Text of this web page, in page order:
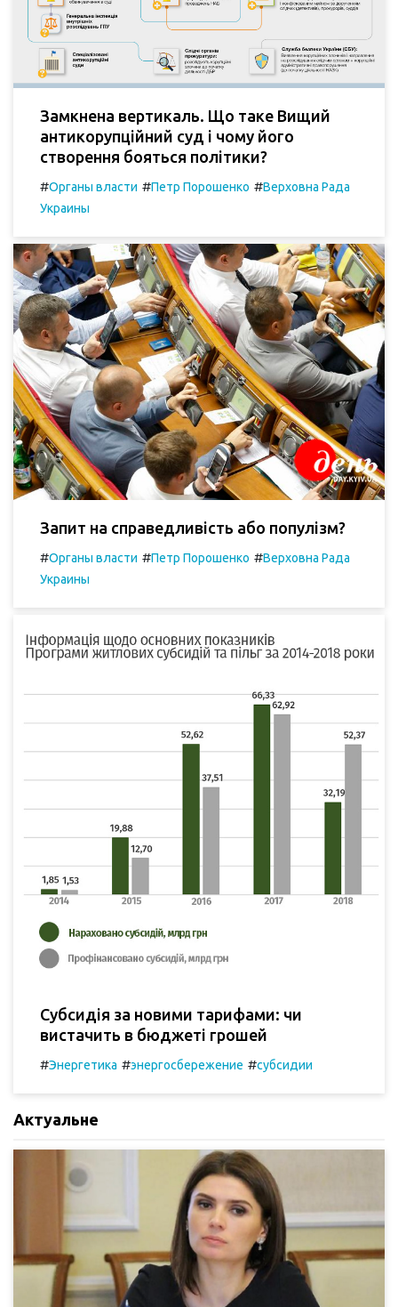
Замкнена вертикаль. Що таке Вищий
антикорупційний суд і чому його
створення бояться політики?
#Органы власти #Петр Порошенко #Верховна Рада
Украины
Запит на справедливість або популізм?
#Органы власти #Петр Порошенко #Верховна Рада
Украины
Субсидія за новими тарифами: чи
вистачить в бюджеті грошей
#Энергетика #энергосбережение #субсидии
Актуальне